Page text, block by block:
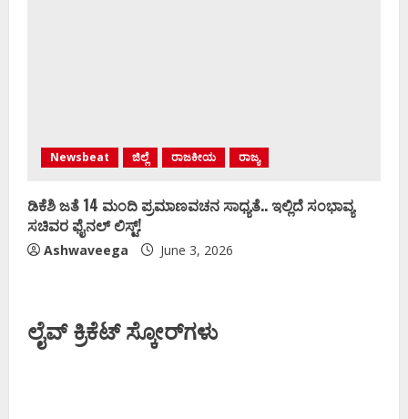
Newsbeat ಜಿಲ್ಲೆ ರಾಜಕೀಯ ರಾಜ್ಯ
ಡಿಕೆಶಿ ಜತೆ 14 ಮಂದಿ ಪ್ರಮಾಣವಚನ ಸಾಧ್ಯತೆ.. ಇಲ್ಲಿದೆ ಸಂಭಾವ್ಯ
ಸಚಿವರ ಫೈನಲ್ ಲಿಸ್ಟ್‌!
Ashwaveega June 3, 2026
ಲೈವ್ ಕ್ರಿಕೆಟ್ ಸ್ಕೋರ್‌ಗಳು